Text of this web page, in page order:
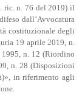
ric. n. 76 del 2019) il
dall’Avvocatura
costituzionale degli
19 aprile 2019, n.
n. 12 (Riordino
n. 28 (Disposizioni
in riferimento agli